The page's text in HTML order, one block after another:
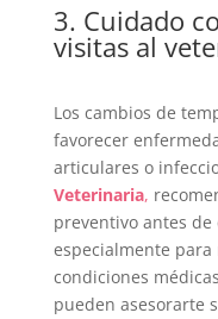
3. Cuidado
visitas al
Los cambios de
favorecer
articulares o
Veterinaria,
preventivo antes
especialmente para
condiciones
pueden asesorarte